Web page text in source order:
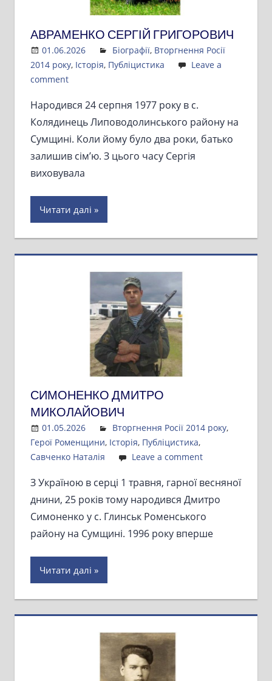
АВРАМЕНКО СЕРГІЙ ГРИГОРОВИЧ
01.06.2026 Admin
Біографії, Вторгнення Росії
2014 року, Історія, Публіцистика
Leave a
comment
Народився 24 серпня 1977 року в с.
Колядинець Липоводолинського району на
Сумщині. Коли йому було два роки, батько
залишив сім’ю. З цього часу Сергія
виховувала
Читати далі
СИМОНЕНКО ДМИТРО
МИКОЛАЙОВИЧ
01.05.2026 Admin
Вторгнення Росії 2014 року,
Герої Роменщини, Історія, Публіцистика,
Савченко Наталія
Leave a comment
З Україною в серці 1 травня, гарної весняної
днини, 25 років тому народився Дмитро
Симоненко у с. Глинськ Роменського
району на Сумщині. 1996 року вперше
Читати далі